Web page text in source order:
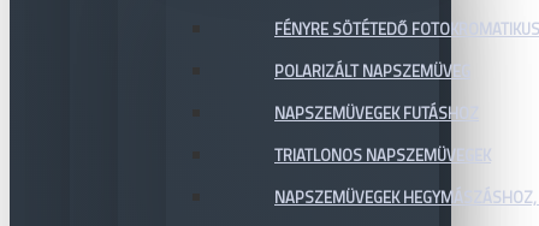
FÉNYRE SÖTÉTEDŐ
POLARIZÁLT NAPSZEMÜVEG
NAPSZEMÜVEGEK FUTÁSHOZ
TRIATLONOS NAPSZEMÜVEGEK
NAPSZEMÜVEGEK